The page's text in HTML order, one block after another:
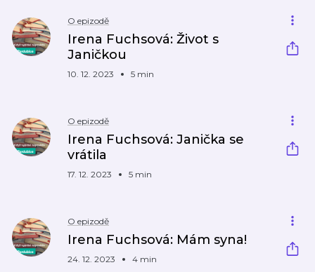
O epizodě
Irena Fuchsová: Život s
Janičkou
10. 12. 2023 5 min
O epizodě
Irena Fuchsová: Janička se
vrátila
17. 12. 2023 5 min
O epizodě
Irena Fuchsová: Mám syna!
24. 12. 2023 4 min